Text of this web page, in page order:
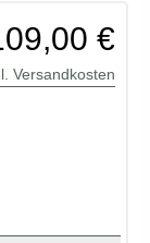
€
Versandkosten